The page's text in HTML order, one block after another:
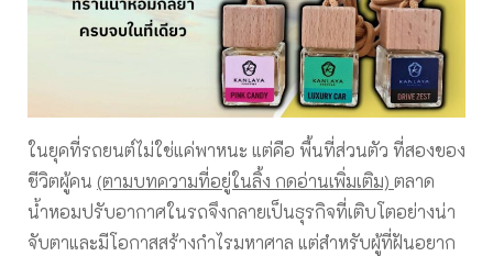
ครบ
วงจร
จบ
ใน
ที่
เดียว
ในยุคที่รถยนต์ไม่ใช่แค่พาหนะ แต่คือ พื้นที่ส่วนตัว ที่สองของ
ชีวิตผู้คน (ตามบทความที่อยู่ในลิ้ง กดอ่านเพิ่มเติม) ตลาด
น้ำหอมปรับอากาศในรถจึงกลายเป็นธุรกิจที่เติบโตอย่างน่า
จับตาและมีโอกาสสร้างกำไรมหาศาล แต่สำหรับผู้ที่ฝันอยาก